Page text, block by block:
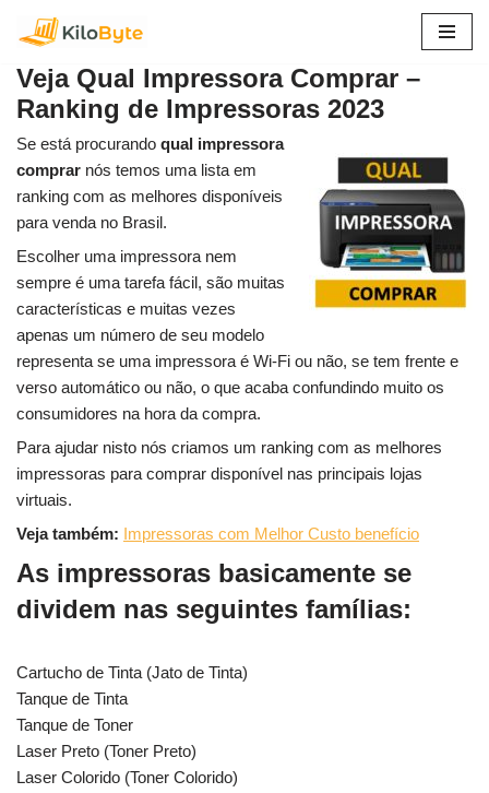
para
o
conteúdo
Veja Qual Impressora Comprar –
Ranking de Impressoras 2023
Se está procurando qual impressora
comprar nós temos uma lista em
ranking com as melhores disponíveis
para venda no Brasil.
Escolher uma impressora nem
sempre é uma tarefa fácil, são muitas
características e muitas vezes
apenas um número de seu modelo
representa se uma impressora é Wi-Fi ou não, se tem frente e
verso automático ou não, o que acaba confundindo muito os
consumidores na hora da compra.
Para ajudar nisto nós criamos um ranking com as melhores
impressoras para comprar disponível nas principais lojas
virtuais.
Veja também: Impressoras com Melhor Custo benefício
As impressoras basicamente se
dividem nas seguintes famílias:
Cartucho de Tinta (Jato de Tinta)
Tanque de Tinta
Tanque de Toner
Laser Preto (Toner Preto)
Laser Colorido (Toner Colorido)